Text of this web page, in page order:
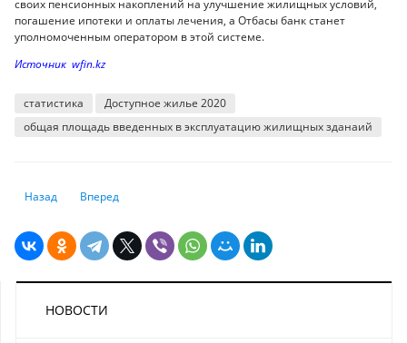
своих пенсионных накоплений на улучшение жилищных условий,
погашение ипотеки и оплаты лечения, а Отбасы банк станет
уполномоченным оператором в этой системе.
Источник wfin.kz
статистика
Доступное жилье 2020
общая площадь введенных в эксплуатацию жилищных зданаий
Предыдущий: Капитальные инвестиции в стройсектор сократились
Назад Следующий: Казахстанцы всё чаще пользуются
Вперед
НОВОСТИ